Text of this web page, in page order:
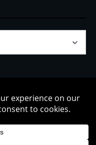
Electronic. All rights